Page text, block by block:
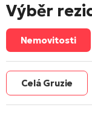
Výběr
Nemovitosti
Celá Gruzie